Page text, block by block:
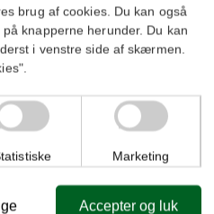
brug af cookies. Du kan også
knapperne herunder. Du kan
i venstre side af skærmen.
Marketing
Accepter og luk